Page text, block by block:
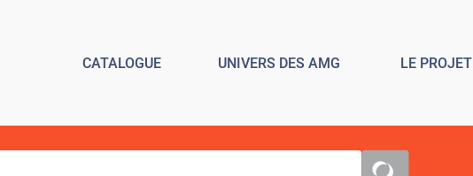
CATALOGUE UNIVERS DES AMG LE PROJET